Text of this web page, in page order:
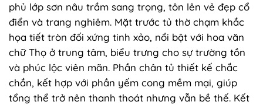
phủ lớp sơn nâu trầm sang trọng, tôn lên vẻ đẹp cổ
điển và trang nghiêm. Mặt trước tủ thờ chạm khắc
họa tiết tròn đối xứng tinh xảo, nổi bật với hoa văn
chữ Thọ ở trung tâm, biểu trưng cho sự trường tồn
và phúc lộc viên mãn. Phần chân tủ thiết kế chắc
chắn, kết hợp với phần yếm cong mềm mại, giúp
tổng thể trở nên thanh thoát nhưng vẫn bề thế. Kết